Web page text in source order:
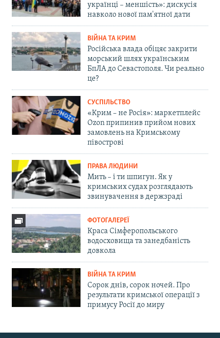
українці – меншість»: дискусія
навколо нової пам'ятної дати
ВІЙНА ТА КРИМ
Російська влада обіцяє закрити
морський шлях українським
БпЛА до Севастополя. Чи реально
це?
СУСПІЛЬСТВО
«Крим – не Росія»: маркетплейс
Ozon припинив прийом нових
замовлень на Кримському
півострові
ПРАВА ЛЮДИНИ
Мить – і ти шпигун. Як у
кримських судах розглядають
звинувачення в держзраді
ФОТОГАЛЕРЕЇ
Краса Сімферопольського
водосховища та занедбаність
довкола
ВІЙНА ТА КРИМ
Сорок днів, сорок ночей. Про
результати кримської операції з
примусу Росії до миру